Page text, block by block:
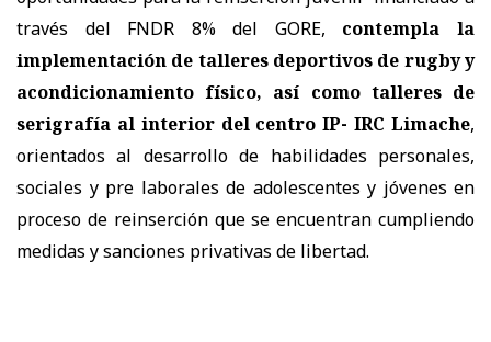
través del FNDR 8% del GORE,
contempla la
implementación de talleres deportivos de rugby y
acondicionamiento físico, así como talleres de
serigrafía al interior del centro IP- IRC Limache,
orientados al desarrollo de habilidades personales,
sociales y pre laborales de adolescentes y jóvenes en
proceso de reinserción que se encuentran cumpliendo
medidas y sanciones privativas de libertad.